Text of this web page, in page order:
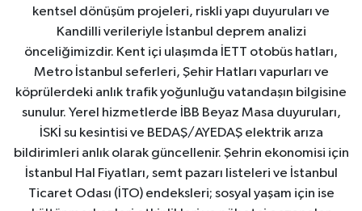
kentsel dönüşüm projeleri, riskli yapı duyuruları ve
Kandilli verileriyle İstanbul deprem analizi
önceliğimizdir. Kent içi ulaşımda İETT otobüs hatları,
Metro İstanbul seferleri, Şehir Hatları vapurları ve
köprülerdeki anlık trafik yoğunluğu vatandaşın bilgisine
sunulur. Yerel hizmetlerde İBB Beyaz Masa duyuruları,
İSKİ su kesintisi ve BEDAŞ/AYEDAŞ elektrik arıza
bildirimleri anlık olarak güncellenir. Şehrin ekonomisi için
İstanbul Hal Fiyatları, semt pazarı listeleri ve İstanbul
Ticaret Odası (İTO) endeksleri; sosyal yaşam için ise